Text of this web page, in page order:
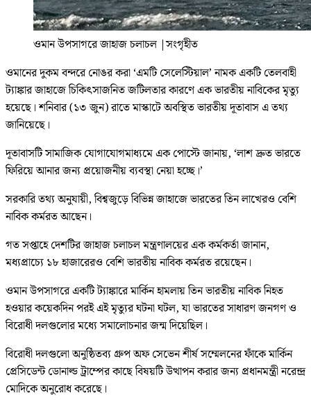
ওমান উপসাগরে জাহাজ চলাচল |সংগৃহীত
ওমানের দুকম বন্দরে নোঙর করা ‘এমটি সেলেস্টিয়াল’ নামক একটি তেলবাহী
ট্যাঙ্কার জাহাজে চিকিৎসাজনিত জটিলতার কারণে এক ভারতীয় নাবিকের মৃত্যু
হয়েছে। শনিবার (১৩ জুন) রাতে মাস্কাটে অবস্থিত ভারতীয় দূতাবাস এ তথ্য
জানিয়েছে।
দূতাবাসটি সামাজিক যোগাযোগমাধ্যমে এক পোস্টে জানায়, ‘লাশ দ্রুত ভারতে
ফিরিয়ে আনার জন্য প্রয়োজনীয় ব্যবস্থা নেয়া হচ্ছে।’
সরকারি তথ্য অনুযায়ী, বিশ্বজুড়ে বিভিন্ন জাহাজে ভারতের তিন লাখেরও বেশি
নাবিক কর্মরত আছেন।
গত সপ্তাহে দেশটির জাহাজ চলাচল মন্ত্রণালয়ের এক কর্মকর্তা জানান,
মধ্যপ্রাচ্যে ১৮ হাজারেরও বেশি ভারতীয় নাবিক কর্মরত রয়েছেন।
ওমান উপসাগরে একটি ট্যাঙ্কারে মার্কিন হামলায় তিন ভারতীয় নাবিক নিহত
হওয়ার কয়েকদিন পরই এই মৃত্যুর ঘটনা ঘটল, যা ভারতের সাধারণ জনগণ ও
বিরোধী দলগুলোর মধ্যে সমালোচনার জন্ম দিয়েছিল।
বিরোধী দলগুলো অনুষ্ঠিতব্য গ্রুপ অফ সেভেন শীর্ষ সম্মেলনের ফাঁকে মার্কিন
প্রেসিডেন্ট ডোনাল্ড ট্রাম্পের কাছে বিষয়টি উত্থাপন করার জন্য প্রধানমন্ত্রী নরেন্দ্র
মোদিকে অনুরোধ করেছে।